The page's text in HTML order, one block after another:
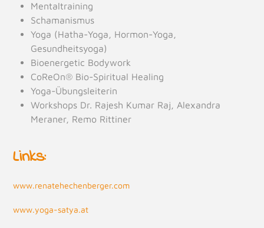
Mentaltraining
Schamanismus
Yoga (Hatha-Yoga, Hormon-Yoga,
Gesundheitsyoga)
Bioenergetic Bodywork
CoReOn® Bio-Spiritual Healing
Yoga-Übungsleiterin
Workshops Dr. Rajesh Kumar Raj, Alexandra
Meraner, Remo Rittiner
Links:
www.renatehechenberger.com
www.yoga-satya.at